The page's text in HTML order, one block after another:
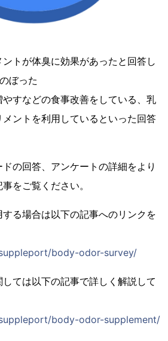
ントが体臭に効果があったと回答し
ぼった
やすなどの食事改善をしている、乳
ントを利用しているといった回答
の回答、アンケートの詳細をより
をご覧ください。
る場合は以下の記事へのリンクを
body-odor-survey/
ては以下の記事で詳しく解説して
body-odor-supplement/